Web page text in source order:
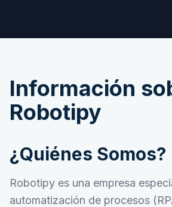
Información
Robotipy
¿Quiénes Somos?
Robotipy es una empresa
automatización de procesos